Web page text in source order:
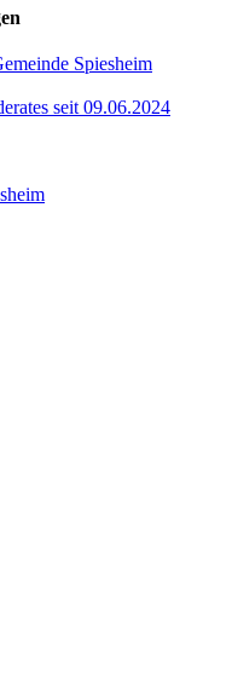
Spiesheim
seit 09.06.2024